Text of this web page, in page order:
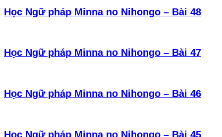
Học Ngữ pháp Minna no Nihongo – Bài 48
Học Ngữ pháp Minna no Nihongo – Bài 47
Học Ngữ pháp Minna no Nihongo – Bài 46
Học Ngữ pháp Minna no Nihongo – Bài 45